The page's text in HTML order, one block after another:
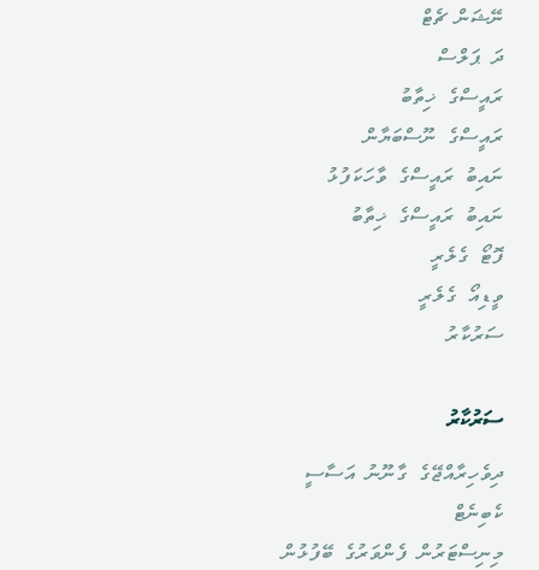
ނޭޝަން ޗެޓް
ދަ ޕަލްސް
ރައީސްގެ ޚިތާބު
ރައީސްގެ ނޫސްބަޔާން
ނައިބު ރައީސްގެ ވާހަކަފުޅު
ނައިބު ރައީސްގެ ޚިތާބު
ފޮޓޯ ގެލެރީ
ވީޑިއޯ ގެލެރީ
ސަރުކާރު
ސަރުކާރު
ދިވެހިރާއްޖޭގެ ގާނޫނު އަސާސީ
ކެބިނެޓް
މިނިސްޓަރުން ފެންވަރުގެ ބޭފުޅުން